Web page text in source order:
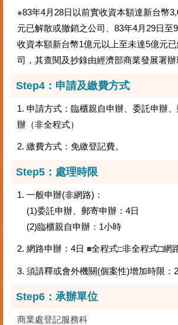
※83年4月28日以前實收資本額達新台幣
元已解散或撤銷之公司、83年4月29日至
收資本額新台幣1億元以上至未達5億元
司，其查閱及抄錄由經濟部商業發展署辦
Step4：申請及繳費方式
1. 申請方式：臨櫃親自申辦、委託申辦
辦（非全程式）
2. 繳費方式：免繳登記費。
Step5： 處理時限
1. 一般申辦(非網路)：
(1)委託申辦、郵寄申辦：4日
(2)臨櫃親自申辦：1小時
2. 網路申辦：4日 ■全程式□非全程式□網
3. 須請釋或會外機關(個案性)增加時限：
Step6： 承辦單位
商業處登記服務科